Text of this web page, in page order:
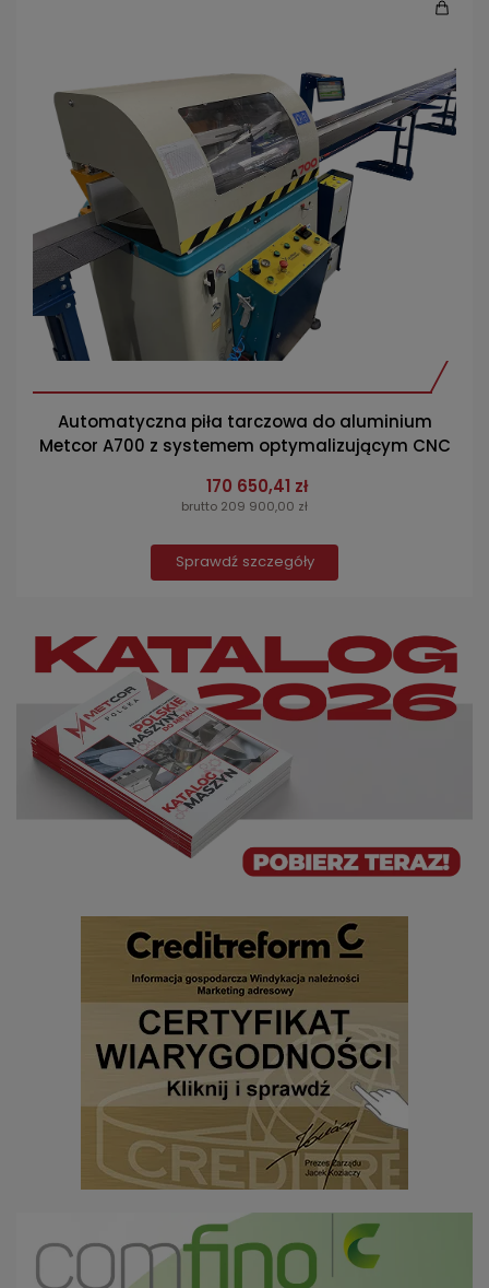
Automatyczna piła tarczowa do aluminium
Metcor A700 z systemem optymalizującym CNC
170 650,41 zł
brutto 209 900,00 zł
Sprawdź szczegóły